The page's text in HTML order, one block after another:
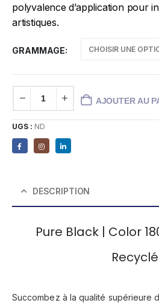
polyvalence d’application pour
artistiques.
GRAMMAGE
AJOUTER AU
UGS : ND
DESCRIPTION
Pure Black | Color
Recyclé
Succombez à la qualité supérieure